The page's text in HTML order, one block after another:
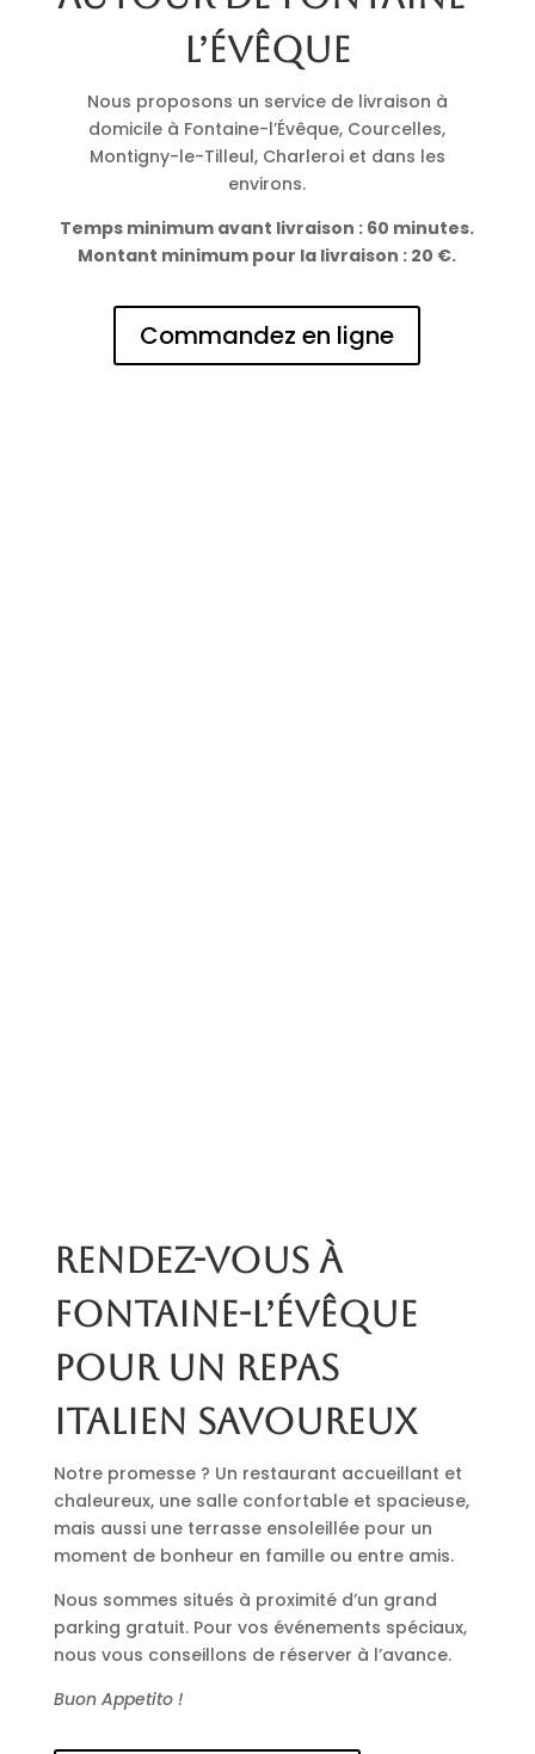
l’Évêque
Nous proposons un service de livraison à
domicile à Fontaine-l’Évêque, Courcelles,
Montigny-le-Tilleul, Charleroi et dans les
environs.
Temps minimum avant livraison : 60 minutes.
Montant minimum pour la livraison : 20 €.
Commandez en ligne
Rendez-vous à
Fontaine-l’Évêque
pour un repas
italien savoureux
Notre promesse ? Un restaurant accueillant et
chaleureux, une salle confortable et spacieuse,
mais aussi une terrasse ensoleillée pour un
moment de bonheur en famille ou entre amis.
Nous sommes situés à proximité d’un grand
parking gratuit. Pour vos événements spéciaux,
nous vous conseillons de réserver à l’avance.
Buon Appetito !